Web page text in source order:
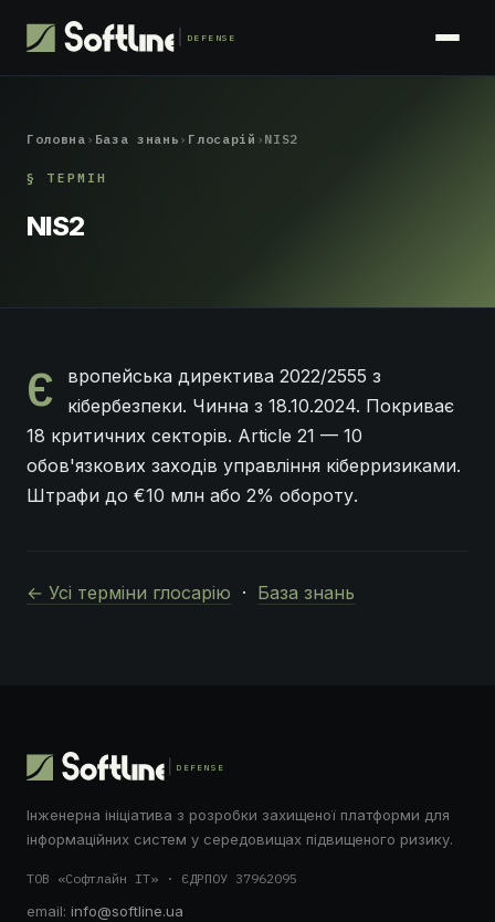
DEFENSE
Головна › База знань › Глосарій › NIS2
§ ТЕРМІН
NIS2
Є
вропейська директива 2022/2555 з
кібербезпеки. Чинна з 18.10.2024. Покриває
18 критичних секторів. Article 21 — 10
обов'язкових заходів управління кіберризиками.
Штрафи до €10 млн або 2% обороту.
← Усі терміни глосарію · База знань
DEFENSE
Інженерна ініціатива з розробки захищеної платформи для
інформаційних систем у середовищах підвищеного ризику.
ТОВ «Софтлайн ІТ» · ЄДРПОУ 37962095
email: info@softline.ua